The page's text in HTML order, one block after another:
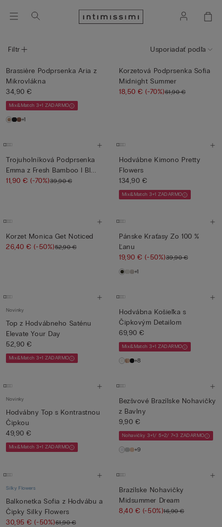
Filtr Usporiadať podľa
Brassière Podprsenka Aria z
Mikrovlákna
34,90 €
Mix&Match 3+1 ZADARMO
+1
Korzetová Podprsenka Sofia
Midnight Summer
18,50 €(-70%)61,90 €
Trojuholníková Podprsenka
Emma z Fresh Bamboo I Bl...
11,90 €(-70%)39,90 €
Hodvábne Kimono Pretty
Flowers
134,90 €
Mix&Match 3+1 ZADARMO
Korzet Monica Get Noticed
26,40 €(-50%)52,90 €
Pánske Kraťasy Zo 100 %
Ľanu
19,90 €(-50%)39,90 €
+1
Novinky
Top z Hodvábneho Saténu
Elevate Your Day
52,90 €
Mix&Match 3+1 ZADARMO
Hodvábna Košieľka s
Čipkovým Detailom
69,90 €
Mix&Match 3+1 ZADARMO
+8
Novinky
Hodvábny Top s Kontrastnou
Čipkou
49,90 €
Mix&Match 3+1 ZADARMO
Bezšvové Brazílske Nohavičky
z Bavlny
9,90 €
Nohavičky 3+1/ 5+2/ 7+3 ZADARMO
+9
Silky Flowers
Balkonetka Sofia z Hodvábu a
Čipky Silky Flowers
30,95 €(-50%)61,90 €
Brazílske Nohavičky
Midsummer Dream
8,40 € (-50%)16,90 €